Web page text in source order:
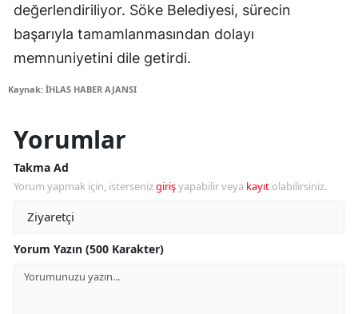
değerlendiriliyor. Söke Belediyesi, sürecin
başarıyla tamamlanmasından dolayı
memnuniyetini dile getirdi.
Kaynak: İHLAS HABER AJANSI
Yorumlar
Takma Ad
Yorum yapmak için, istersenizgirişyapabilir veya kayıt olabilirsiniz.
Yorum Yazın (500 Karakter)